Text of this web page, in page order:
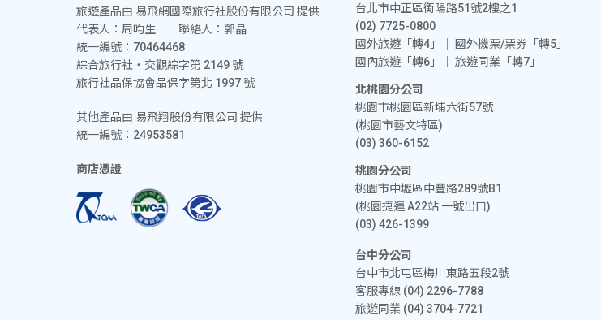
旅遊產品由 易飛網國際旅行社股份有限公司 提供
代表人：周昀生 聯絡人：郭晶
統一編號：70464468
綜合旅行社‧交觀綜字第 2149 號
旅行社品保協會品保字第北 1997 號
其他產品由 易飛翔股份有限公司 提供
統一編號：24953581
商店憑證
台北市中正區衡陽路51號2樓之1
(02) 7725-0800
國外旅遊「轉4」│ 國外機票/票券「轉5」
國內旅遊「轉6」│ 旅遊同業「轉7」
北桃園分公司
桃園市桃園區新埔六街57號
(桃園市藝文特區)
(03) 360-6152
桃園分公司
桃園市中壢區中豐路289號B1
(桃園捷運 A22站 一號出口)
(03) 426-1399
台中分公司
台中市北屯區梅川東路五段2號
客服專線 (04) 2296-7788
旅遊同業 (04) 3704-7721